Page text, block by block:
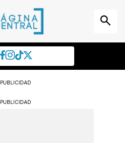
PUBLICIDAD
PUBLICIDAD